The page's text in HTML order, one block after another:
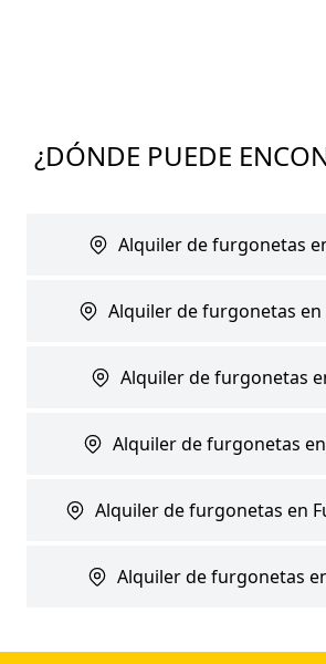
¿DÓNDE PUEDE
Alquiler de furgonetas
Alquiler de furgonetas en
Alquiler de furgonetas
Alquiler de furgonetas
Alquiler de furgonetas en
Alquiler de furgonetas